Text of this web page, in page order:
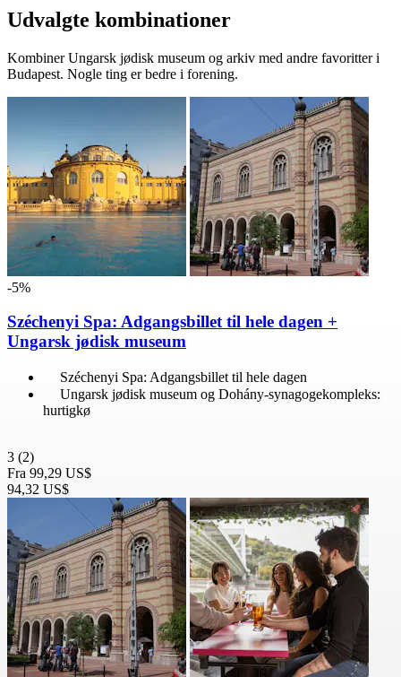
Udvalgte kombinationer
Kombiner Ungarsk jødisk museum og arkiv med andre favoritter i
Budapest. Nogle ting er bedre i forening.
-5%
Széchenyi Spa: Adgangsbillet til hele dagen +
Ungarsk jødisk museum
Széchenyi Spa: Adgangsbillet til hele dagen
Ungarsk jødisk museum og Dohány-synagogekompleks:
hurtigkø
3 (2)
Fra 99,29 US$
94,32 US$